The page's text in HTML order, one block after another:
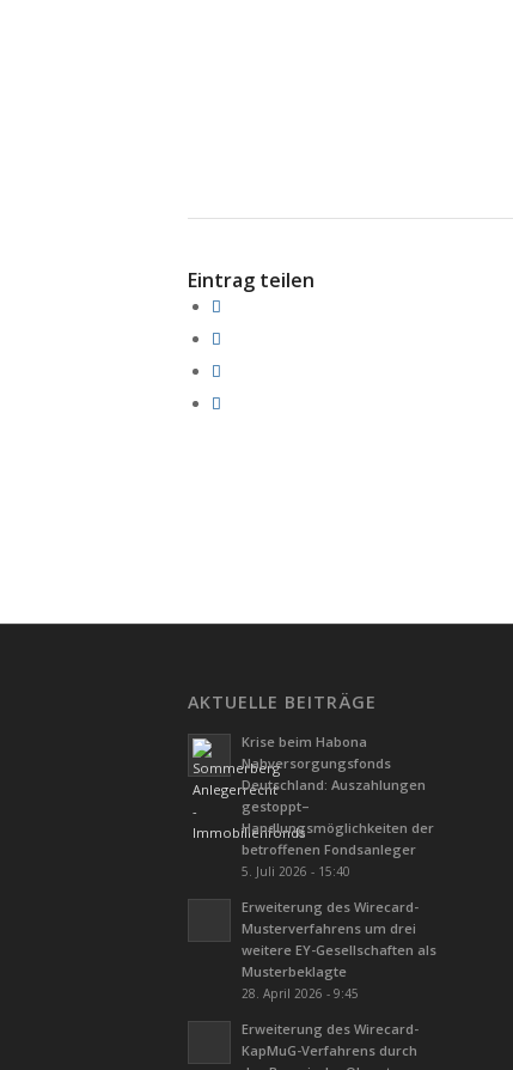
Eintrag teilen
AKTUELLE BEITRÄGE
Krise beim Habona
Nahversorgungsfonds
Deutschland: Auszahlungen
gestoppt–
Handlungsmöglichkeiten der
betroffenen Fondsanleger
5. Juli 2026 - 15:40
Erweiterung des Wirecard-
Musterverfahrens um drei
weitere EY-Gesellschaften als
Musterbeklagte
28. April 2026 - 9:45
Erweiterung des Wirecard-
KapMuG-Verfahrens durch